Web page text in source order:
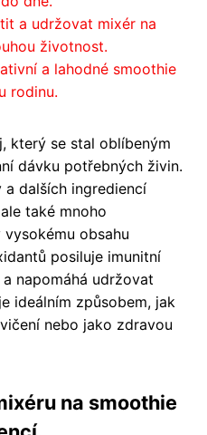
a udržovat mixér na
životnost.
a lahodné smoothie
rodinu.
který se stal oblíbeným
dávku potřebných živin.
a dalších ingrediencí
také mnoho
obsahu
posiluje imunitní
napomáhá udržovat
ideálním způsobem, jak
nebo jako zdravou
na smoothie